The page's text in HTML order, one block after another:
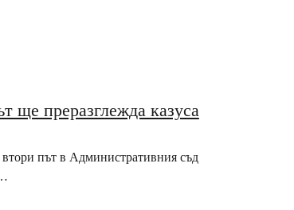
ще преразглежда казуса
втори път в Административния съд